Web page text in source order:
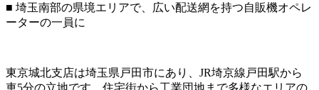
■ 埼玉南部の県境エリアで、広い配送網を持つ自販機オペレ
ーターの一員に
東京城北支店は埼玉県戸田市にあり、JR埼京線戸田駅から
車5分の立地です。住宅街から工業団地まで多様なエリアの